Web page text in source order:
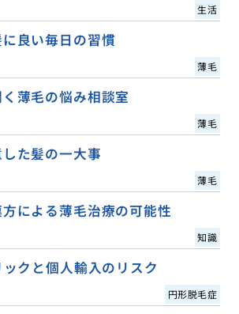
生活
良い毎日の習慣
薄毛
薄毛の悩み相談室
薄毛
た髪の一大事
薄毛
による薄毛治療の可能性
知識
クと個人輸入のリスク
円形脱毛症